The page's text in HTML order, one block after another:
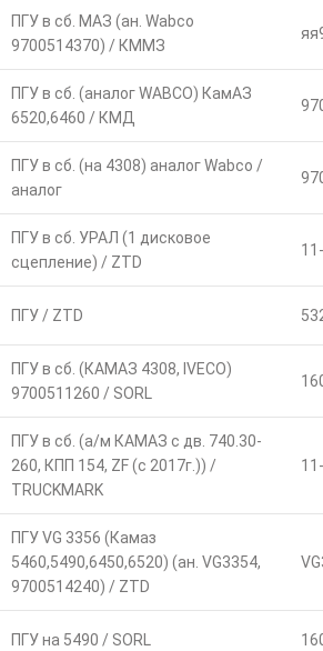
ПГУ в сб. МАЗ (ан. Wabco
9700514370) / КММЗ
ПГУ в сб. (аналог WABCO) КамАЗ
6520,6460 / КМД
ПГУ в сб. (на 4308) аналог Wabco /
аналог
ПГУ в сб. УРАЛ (1 дисковое
сцепление) / ZTD
ПГУ / ZTD
ПГУ в сб. (КАМАЗ 4308, IVECO)
9700511260 / SORL
ПГУ в сб. (а/м КАМАЗ с дв. 740.30-
260, КПП 154, ZF (с 2017г.)) /
TRUCKMARK
ПГУ VG 3356 (Камаз
5460,5490,6450,6520) (ан. VG3354,
9700514240) / ZTD
ПГУ на 5490 / SORL